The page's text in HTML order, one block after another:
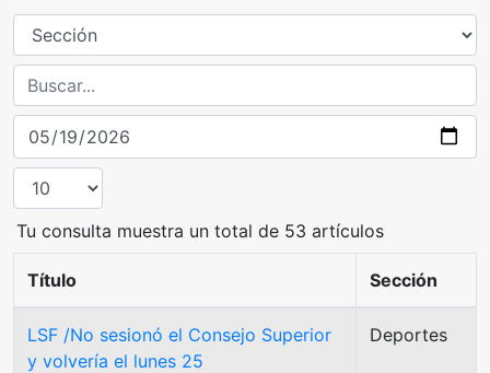
Tu consulta muestra un total de 53 artículos
Título Sección
LSF /No sesionó el Consejo Superior
y volvería el lunes 25
Deportes